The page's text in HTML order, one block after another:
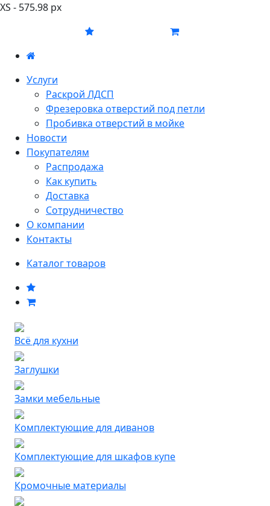
XS - 575.98 px
Услуги
Раскрой ЛДСП
Фрезеровка отверстий под петли
Пробивка отверстий в мойке
Новости
Покупателям
Распродажа
Как купить
Доставка
Сотрудничество
О компании
Контакты
Каталог товаров
Всё для кухни
Заглушки
Замки мебельные
Комплектующие для диванов
Комплектующие для шкафов купе
Кромочные материалы